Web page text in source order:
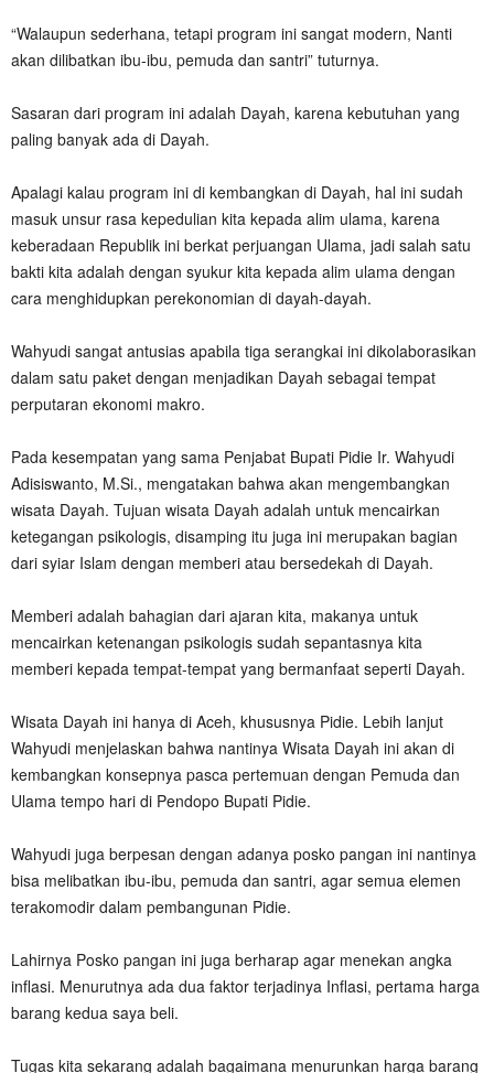
“Walaupun sederhana, tetapi program ini sangat modern, Nanti
akan dilibatkan ibu-ibu, pemuda dan santri” tuturnya.
Sasaran dari program ini adalah Dayah, karena kebutuhan yang
paling banyak ada di Dayah.
Apalagi kalau program ini di kembangkan di Dayah, hal ini sudah
masuk unsur rasa kepedulian kita kepada alim ulama, karena
keberadaan Republik ini berkat perjuangan Ulama, jadi salah satu
bakti kita adalah dengan syukur kita kepada alim ulama dengan
cara menghidupkan perekonomian di dayah-dayah.
Wahyudi sangat antusias apabila tiga serangkai ini dikolaborasikan
dalam satu paket dengan menjadikan Dayah sebagai tempat
perputaran ekonomi makro.
Pada kesempatan yang sama Penjabat Bupati Pidie Ir. Wahyudi
Adisiswanto, M.Si., mengatakan bahwa akan mengembangkan
wisata Dayah. Tujuan wisata Dayah adalah untuk mencairkan
ketegangan psikologis, disamping itu juga ini merupakan bagian
dari syiar Islam dengan memberi atau bersedekah di Dayah.
Memberi adalah bahagian dari ajaran kita, makanya untuk
mencairkan ketenangan psikologis sudah sepantasnya kita
memberi kepada tempat-tempat yang bermanfaat seperti Dayah.
Wisata Dayah ini hanya di Aceh, khususnya Pidie. Lebih lanjut
Wahyudi menjelaskan bahwa nantinya Wisata Dayah ini akan di
kembangkan konsepnya pasca pertemuan dengan Pemuda dan
Ulama tempo hari di Pendopo Bupati Pidie.
Wahyudi juga berpesan dengan adanya posko pangan ini nantinya
bisa melibatkan ibu-ibu, pemuda dan santri, agar semua elemen
terakomodir dalam pembangunan Pidie.
Lahirnya Posko pangan ini juga berharap agar menekan angka
inflasi. Menurutnya ada dua faktor terjadinya Inflasi, pertama harga
barang kedua saya beli.
Tugas kita sekarang adalah bagaimana menurunkan harga barang